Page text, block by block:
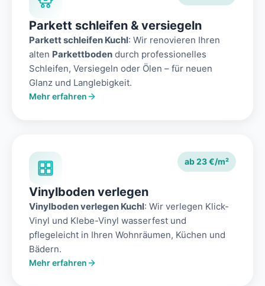
Parkett schleifen & versiegeln
Parkett schleifen Kuchl: Wir renovieren Ihren
alten Parkettboden durch professionelles
Schleifen, Versiegeln oder Ölen – für neuen
Glanz und Langlebigkeit.
Mehr erfahren
ab 23 €/m²
Vinylboden verlegen
Vinylboden verlegen Kuchl: Wir verlegen Klick-
Vinyl und Klebe-Vinyl wasserfest und
pflegeleicht in Ihren Wohnräumen, Küchen und
Bädern.
Mehr erfahren